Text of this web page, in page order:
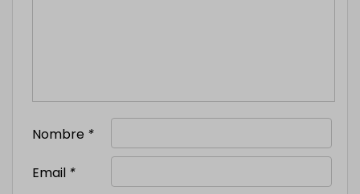
Nombre *
Email *